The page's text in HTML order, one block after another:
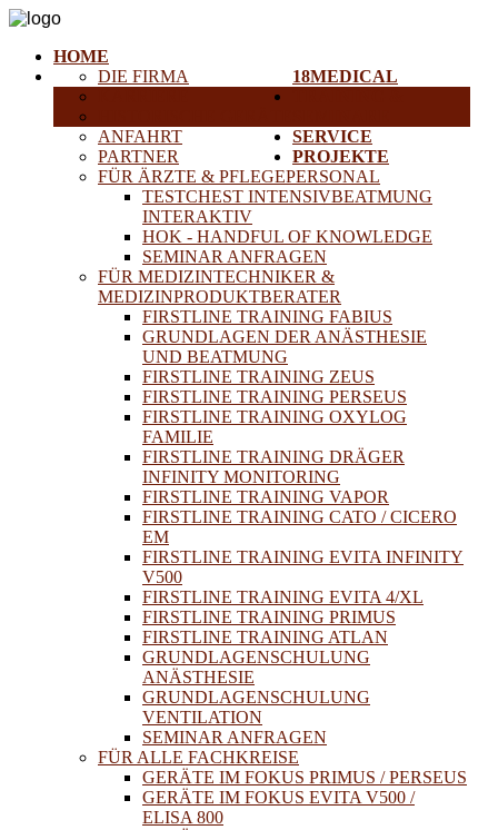
HOME
18MEDICAL
DIE FIRMA
ANFAHRT
PARTNER
FÜR ÄRZTE & PFLEGEPERSONAL
TESTCHEST INTENSIVBEATMUNG
INTERAKTIV
HOK - HANDFUL OF KNOWLEDGE
SEMINAR ANFRAGEN
FÜR MEDIZINTECHNIKER &
MEDIZINPRODUKTBERATER
FIRSTLINE TRAINING FABIUS
GRUNDLAGEN DER ANÄSTHESIE
UND BEATMUNG
FIRSTLINE TRAINING ZEUS
FIRSTLINE TRAINING PERSEUS
FIRSTLINE TRAINING OXYLOG
FAMILIE
FIRSTLINE TRAINING DRÄGER
INFINITY MONITORING
FIRSTLINE TRAINING VAPOR
FIRSTLINE TRAINING CATO / CICERO
EM
FIRSTLINE TRAINING EVITA INFINITY
V500
FIRSTLINE TRAINING EVITA 4/XL
FIRSTLINE TRAINING PRIMUS
FIRSTLINE TRAINING ATLAN
GRUNDLAGENSCHULUNG
ANÄSTHESIE
GRUNDLAGENSCHULUNG
VENTILATION
SEMINAR ANFRAGEN
FÜR ALLE FACHKREISE
GERÄTE IM FOKUS PRIMUS / PERSEUS
GERÄTE IM FOKUS EVITA V500 /
ELISA 800
SERVICE
PROJEKTE